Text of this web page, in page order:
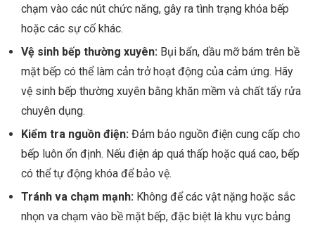
chạm vào các nút chức năng, gây ra tình trạng khóa bếp
hoặc các sự cố khác.
Vệ sinh bếp thường xuyên: Bụi bẩn, dầu mỡ bám trên bề
mặt bếp có thể làm cản trở hoạt động của cảm ứng. Hãy
vệ sinh bếp thường xuyên bằng khăn mềm và chất tẩy rửa
chuyên dụng.
Kiểm tra nguồn điện: Đảm bảo nguồn điện cung cấp cho
bếp luôn ổn định. Nếu điện áp quá thấp hoặc quá cao, bếp
có thể tự động khóa để bảo vệ.
Tránh va chạm mạnh: Không để các vật nặng hoặc sắc
nhọn va chạm vào bề mặt bếp, đặc biệt là khu vực bảng